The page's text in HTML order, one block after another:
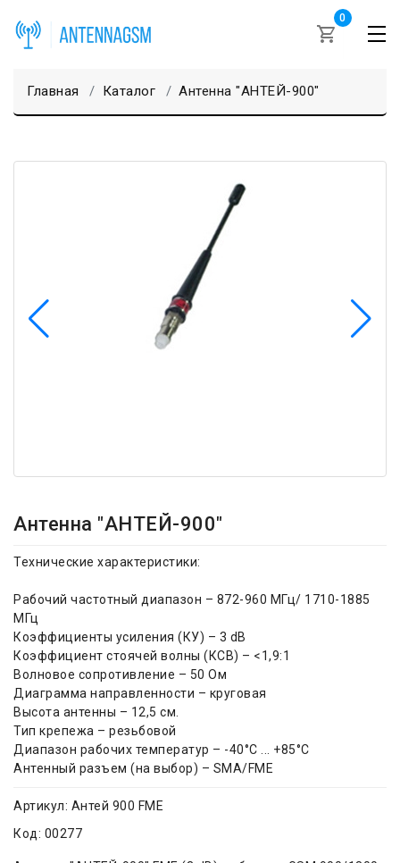
0
Главная Каталог Антенна "АНТЕЙ-900"
Антенна "АНТЕЙ-900"
Технические характеристики:
Рабочий частотный диапазон – 872-960 МГц/ 1710-1885
МГц
Коэффициенты усиления (КУ) – 3 dB
Коэффициент стоячей волны (КСВ) – <1,9:1
Волновое сопротивление – 50 Ом
Диаграмма направленности – круговая
Высота антенны – 12,5 см.
Тип крепежа – резьбовой
Диапазон рабочих температур – -40°C ... +85°C
Антенный разъем (на выбор) – SMA/FME
Артикул: Антей 900 FME
Код: 00277